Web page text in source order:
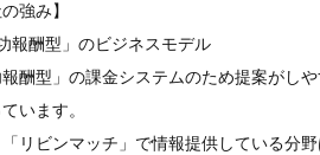
の強み】
報酬型」のビジネスモデル
報酬型」の課金システムのため提案がし
います。
「リビンマッチ」で情報提供している分